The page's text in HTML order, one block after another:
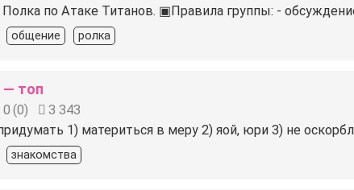
по Атаке Титанов. ▣Правила группы: -
общение ролка
топ
0 (0)
3 343
1) материться в меру 2) яой, юри 3) не
знакомства